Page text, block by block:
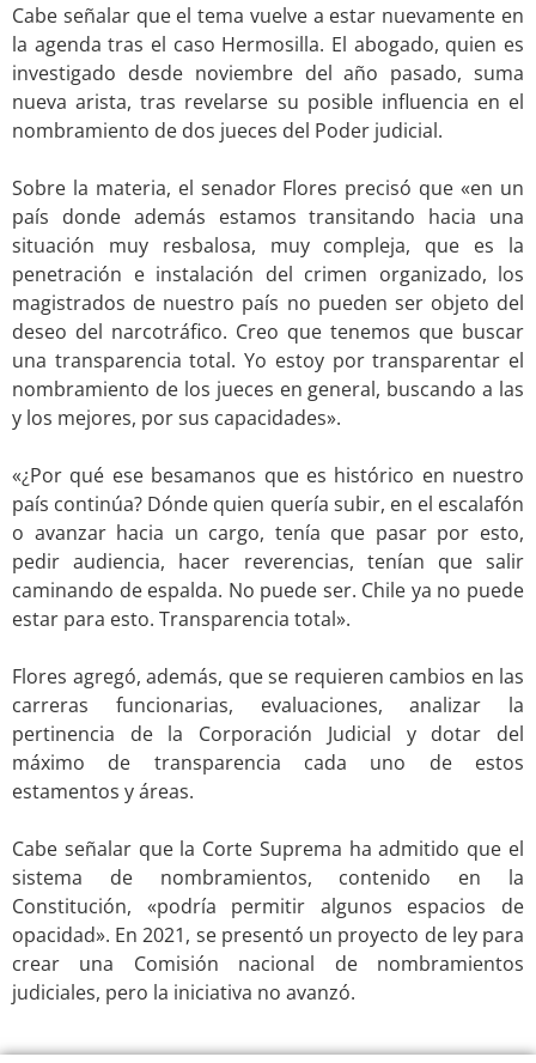
Cabe señalar que el tema vuelve a estar nuevamente en
la agenda tras el caso Hermosilla. El abogado, quien es
investigado desde noviembre del año pasado, suma
nueva arista, tras revelarse su posible influencia en el
nombramiento de dos jueces del Poder judicial.
Sobre la materia, el senador Flores precisó que «en un
país donde además estamos transitando hacia una
situación muy resbalosa, muy compleja, que es la
penetración e instalación del crimen organizado, los
magistrados de nuestro país no pueden ser objeto del
deseo del narcotráfico. Creo que tenemos que buscar
una transparencia total. Yo estoy por transparentar el
nombramiento de los jueces en general, buscando a las
y los mejores, por sus capacidades».
«¿Por qué ese besamanos que es histórico en nuestro
país continúa? Dónde quien quería subir, en el escalafón
o avanzar hacia un cargo, tenía que pasar por esto,
pedir audiencia, hacer reverencias, tenían que salir
caminando de espalda. No puede ser. Chile ya no puede
estar para esto. Transparencia total».
Flores agregó, además, que se requieren cambios en las
carreras funcionarias, evaluaciones, analizar la
pertinencia de la Corporación Judicial y dotar del
máximo de transparencia cada uno de estos
estamentos y áreas.
Cabe señalar que la Corte Suprema ha admitido que el
sistema de nombramientos, contenido en la
Constitución, «podría permitir algunos espacios de
opacidad». En 2021, se presentó un proyecto de ley para
crear una Comisión nacional de nombramientos
judiciales, pero la iniciativa no avanzó.